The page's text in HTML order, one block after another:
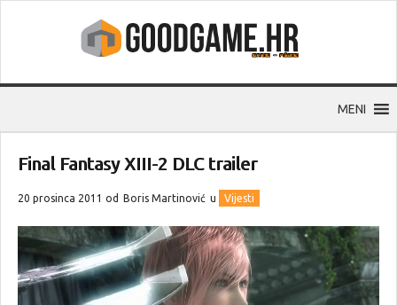
MENI
Final Fantasy XIII-2 DLC trailer
20 prosinca 2011 od Boris Martinović u Vijesti